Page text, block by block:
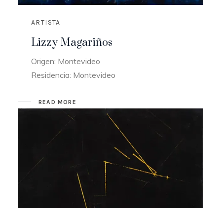
ARTISTA
Lizzy Magariños
Origen: Montevideo
Residencia: Montevideo
READ MORE